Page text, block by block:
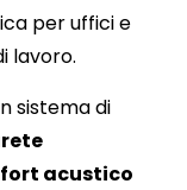
per uffici e
lavoro.
sistema di
acustico